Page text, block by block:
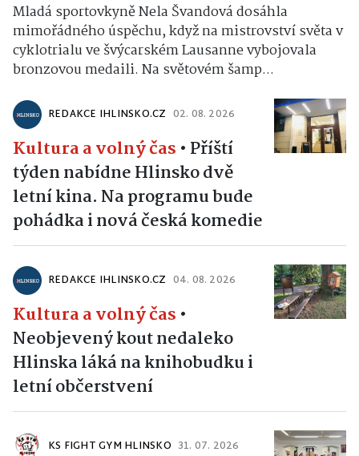
Mladá sportovkyně Nela Švandová dosáhla
mimořádného úspěchu, když na mistrovství světa v
cyklotrialu ve švýcarském Lausanne vybojovala
bronzovou medaili. Na světovém šamp...
REDAKCE IHLINSKO.CZ 02. 08. 2026
Kultura a volný čas • Příští
týden nabídne Hlinsko dvě
letní kina. Na programu bude
pohádka i nová česká komedie
REDAKCE IHLINSKO.CZ 04. 08. 2026
Kultura a volný čas •
Neobjevený kout nedaleko
Hlinska láká na knihobudku i
letní občerstvení
KS FIGHT GYM HLINSKO 31. 07. 2026